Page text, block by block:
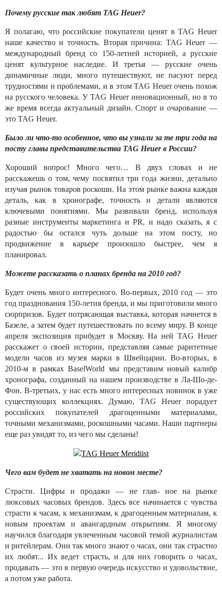
Почему русские так любят TAG Heuer?
Я полагаю, что российские покупатели ценят в TAG Heuer
наше качество и точность. Вторая причина: TAG Heuer —
международный бренд со 150-летней историей, а русские
ценят культурное наследие. И третья — русские очень
динамичные люди, много путешествуют, не пасуют перед
трудностями и проблемами, и в этом TAG Heuer очень похож
на русского человека. У TAG Heuer инновационный, но в то
же время всегда актуальный дизайн. Спорт и очарование —
это TAG Heuer.
Было ли что-то особенное, что вы узнали за те три года на
посту главы представительства TAG Heuer в России?
Хороший вопрос! Много чего… В двух словах и не
расскажешь о том, чему посвятил три года жизни, детально
изучая рынок товаров роскоши. На этом рынке важна каждая
деталь, как в хронографе, точность и детали являются
ключевыми понятиями. Мы развивали бренд, используя
разные инструменты маркетинга и PR, и надо сказать, я с
радостью бы остался чуть дольше на этом посту, но
продвижение в карьере произошло быстрее, чем я
планировал.
Можете рассказать о планах бренда на 2010 год?
Будет очень много интересного. Во-первых, 2010 год — это
год празднования 150-летия бренда, и мы приготовили много
сюрпризов. Будет потрясающая выставка, которая начнется в
Базеле, а затем будет путешествовать по всему миру. В конце
апреля экспозиция прибудет в Москву. На ней TAG Heuer
расскажет о своей истории, представляя самые раритетные
модели часов из музея марки в Швейцарии. Во-вторых, в
2010-м в рамках BaselWorld мы представим новый калибр
хронографа, созданный на нашем производстве в Ла-Шо-де-
Фон. В-третьих, у нас есть много интересных новинок в уже
существующих коллекциях. Думаю, TAG Heuer порадует
российских покупателей драгоценными материалами,
точными механизмами, роскошными часами. Наши партнеры
еще раз увидят то, из чего мы сделаны!
Чего вам будет не хватать на новом месте?
Страсти. Цифры и продажи — не глав- ное на рынке
люксовых часовых брендов. Здесь все начинается с чувства
страсти к часам, к механизмам, к драгоценным материалам, к
новым проектам и авангардным открытиям. Я многому
научился благодаря увлеченным часовой темой журналистам
и ритейлерам. Они так много знают о часах, они так страстно
их любят... Их ведет страсть, и для них говорить о часах,
продавать — это в первую очередь искусство и удовольствие,
а потом уже работа.